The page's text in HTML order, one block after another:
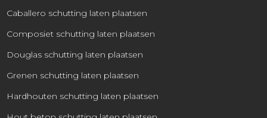
Caballero schutting laten plaatsen
Composiet schutting laten plaatsen
Douglas schutting laten plaatsen
Grenen schutting laten plaatsen
Hardhouten schutting laten plaatsen